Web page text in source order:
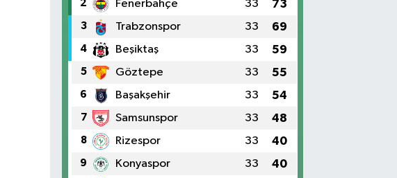
2 Fenerbahçe 33 73
3 Trabzonspor 33 69
4 Beşiktaş 33 59
5 Göztepe 33 55
6 Başakşehir 33 54
7 Samsunspor 33 48
8 Rizespor 33 40
9 Konyaspor 33 40